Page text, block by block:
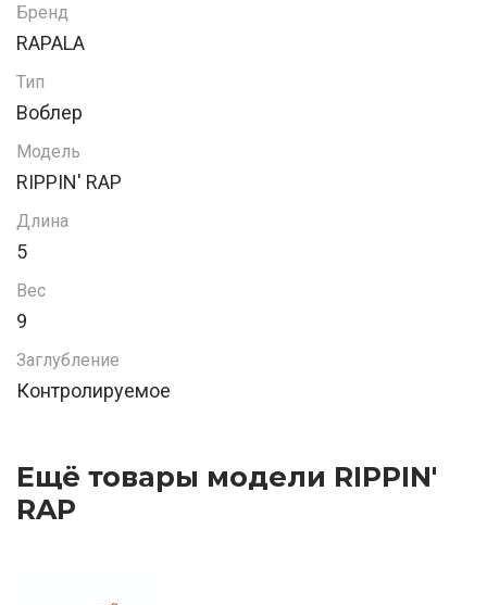
Бренд
RAPALA
Тип
Воблер
Модель
RIPPIN' RAP
Длина
5
Вес
9
Заглубление
Контролируемое
Ещё товары модели RIPPIN'
RAP